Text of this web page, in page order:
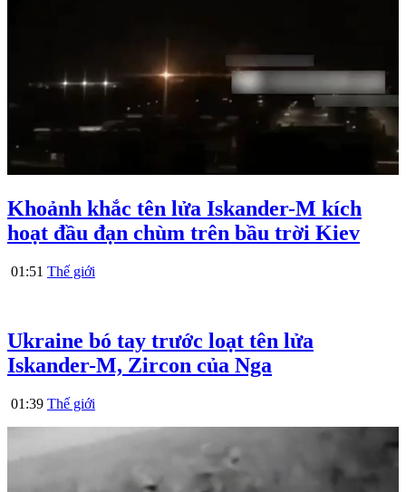
Khoảnh khắc tên lửa Iskander-M kích
hoạt đầu đạn chùm trên bầu trời Kiev
01:51 Thế giới
Ukraine bó tay trước loạt tên lửa
Iskander-M, Zircon của Nga
01:39 Thế giới